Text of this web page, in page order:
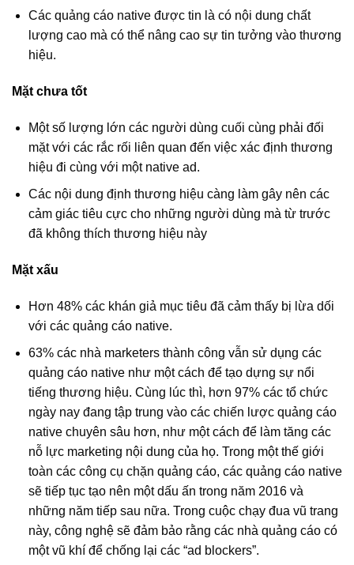
Các quảng cáo native được tin là có nội dung chất
lượng cao mà có thể nâng cao sự tin tưởng vào thương
hiệu.
Mặt chưa tốt
Một số lượng lớn các người dùng cuối cùng phải đối
mặt với các rắc rối liên quan đến việc xác định thương
hiệu đi cùng với một native ad.
Các nội dung định thương hiệu càng làm gây nên các
cảm giác tiêu cực cho những người dùng mà từ trước
đã không thích thương hiệu này
Mặt xấu
Hơn 48% các khán giả mục tiêu đã cảm thấy bị lừa dối
với các quảng cáo native.
63% các nhà marketers thành công vẫn sử dụng các
quảng cáo native như một cách để tạo dựng sự nổi
tiếng thương hiệu. Cùng lúc thì, hơn 97% các tổ chức
ngày nay đang tập trung vào các chiến lược quảng cáo
native chuyên sâu hơn, như một cách để làm tăng các
nỗ lực marketing nội dung của họ. Trong một thế giới
toàn các công cụ chặn quảng cáo, các quảng cáo native
sẽ tiếp tục tạo nên một dấu ấn trong năm 2016 và
những năm tiếp sau nữa. Trong cuộc chạy đua vũ trang
này, công nghệ sẽ đảm bảo rằng các nhà quảng cáo có
một vũ khí để chống lại các “ad blockers”.